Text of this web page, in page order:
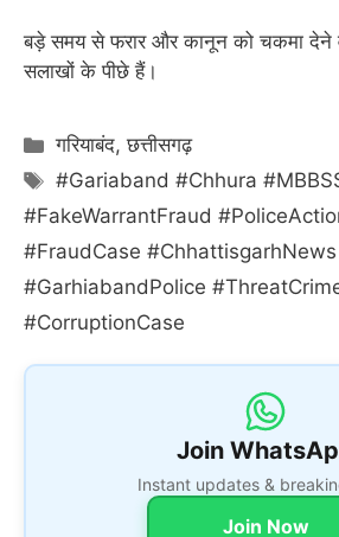
बड़े समय से फरार और कानून को चकमा देने
सलाखों के पीछे हैं।
Categories
गरियाबंद,छत्तीसगढ़
Tags
#Gariaband #Chhura
#FakeWarrantFraud
#FraudCase
#GarhiabandPolice
#CorruptionCase
Join
Instant updates &
Join Now